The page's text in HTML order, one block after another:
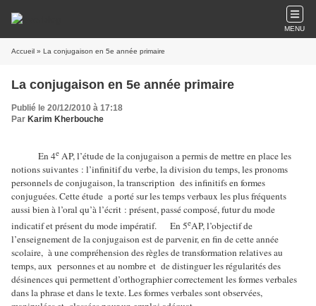
MENU
Accueil » La conjugaison en 5e année primaire
La conjugaison en 5e année primaire
Publié le 20/12/2010 à 17:18
Par Karim Kherbouche
En 4eAP, l’étude de la conjugaison a permis de mettre en place les
notions suivantes : l’infinitif du verbe, la division du temps, les pronoms
personnels de conjugaison, la transcription des infinitifs en formes
conjuguées. Cette étude a porté sur les temps verbaux les plus fréquents
aussi bien à l’oral qu’à l’écrit : présent, passé composé, futur du mode
indicatif et présent du mode impératif.
En 5eAP, l’objectif de
l’enseignement de la conjugaison est de parvenir, en fin de cette année
scolaire, à une compréhension des règles de transformation relatives au
temps, aux personnes et au nombre et de distinguer les régularités des
désinences qui permettent d’orthographier correctement les formes verbales
dans la phrase et dans le texte. Les formes verbales sont observées,